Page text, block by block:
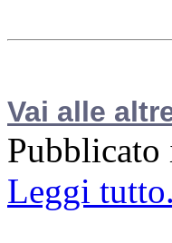
Vai alle
Pubblicato
Leggi